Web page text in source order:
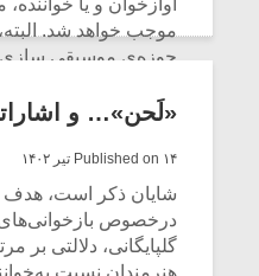
آوازخوان و یا
موجب خواهد شد.
حوزه‌ی موسیقی سازی
خود را داشته که در
CONTINUE READING
«لَحن»… و
Published on ۱۴ تیر ۱۴۰۲
شایان ذکر است، هدف
درخصوص
گلپایگانی، دلالتی بر
هنرمندان نسبت